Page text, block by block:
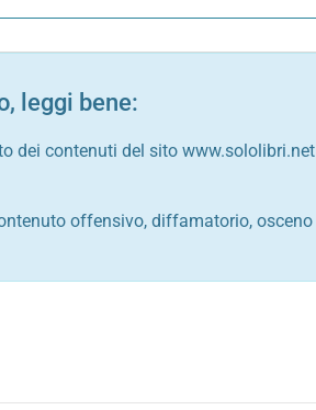
leggi bene:
dei contenuti del sito
offensivo, diffamatorio, osceno
italiano e di quelle internazionali
sarcastico, denigratorio e
al rispetto dell'ordine pubblico
privacy di qualsiasi cittadino
nei confronti di qualsiasi razza,